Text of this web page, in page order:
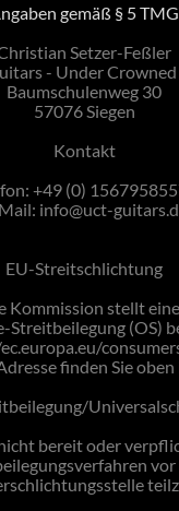
gemäß § 5 TMG
Setzer-Feßler
- Under Crowned
Baumschulenweg 30
57076 Siegen
Kontakt
+49 (0)
info@uct-
EU-Streitschlichtung
Kommission stellt
Streitbeilegung (OS)
finden Sie oben
bereit oder
vor